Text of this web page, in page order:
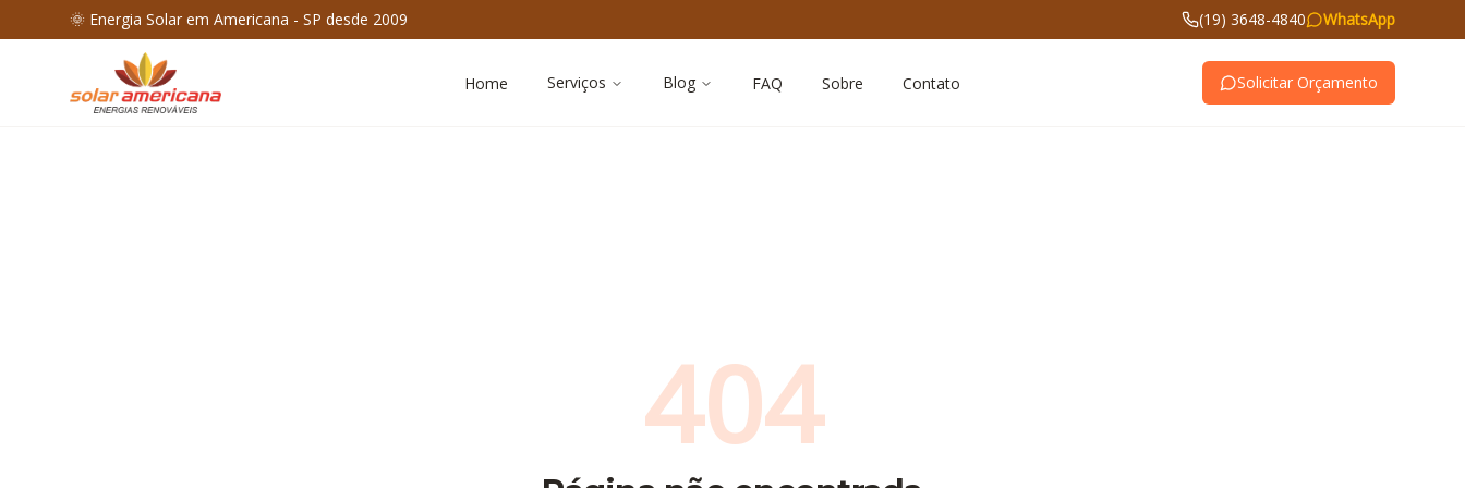
🌞 Energia Solar em Americana - SP desde 2009 (19) 3648-4840 WhatsApp
Home Serviços Blog FAQ Sobre Contato Solicitar Orçamento
404